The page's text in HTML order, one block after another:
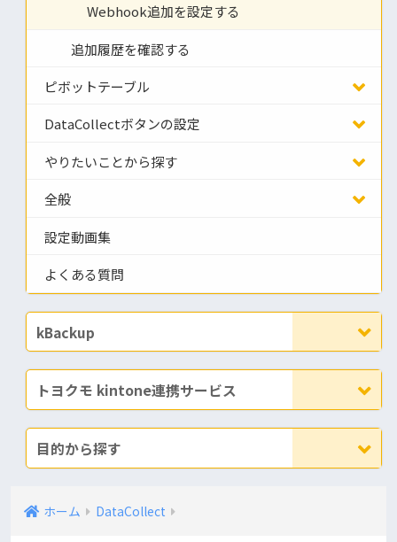
Webhook追加を設定する
追加履歴を確認する
ピボットテーブル
DataCollectボタンの設定
やりたいことから探す
全般
設定動画集
よくある質問
kBackup
トヨクモ kintone連携サービス
目的から探す
ホーム DataCollect